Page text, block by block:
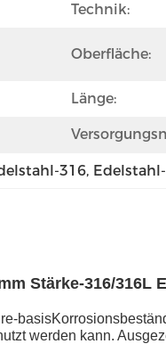
Technik:
Oberfläche:
Länge:
316,
Stärke-316/316L
werden kann.